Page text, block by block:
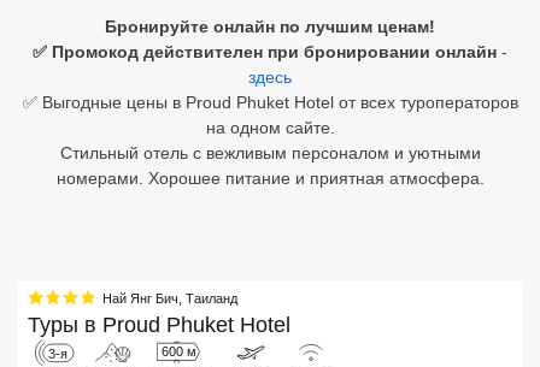
Бронируйте онлайн по лучшим ценам!
✅ Промокод действителен при бронировании онлайн -
здесь
✅ Выгодные цены в Proud Phuket Hotel от всех туроператоров
на одном сайте.
Стильный отель с вежливым персоналом и уютными
номерами. Хорошее питание и приятная атмосфера.
Най Янг Бич Таиланд
Туры в Proud Phuket Hotel
3-я 600 м
Египет
Куба
Бали
Северный Гоа